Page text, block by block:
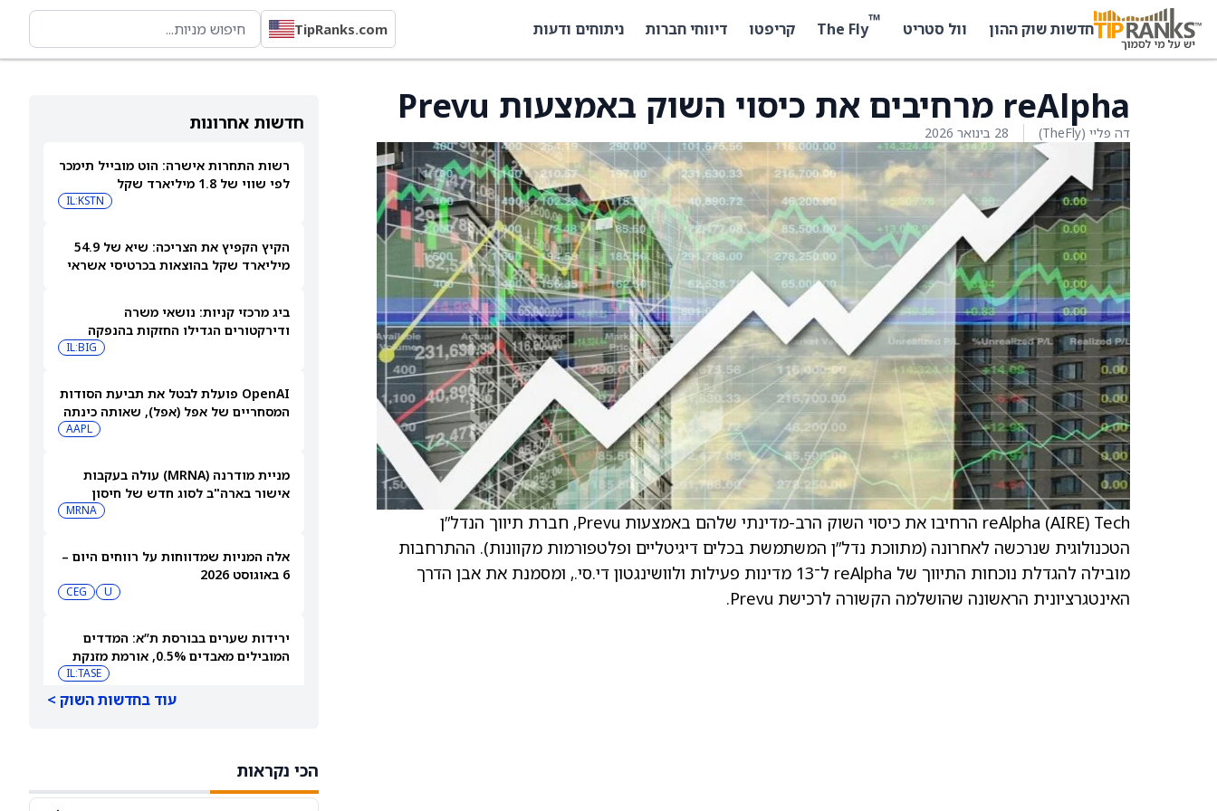
חדשות שוק ההון וול סטריט ™
The Fly קריפטו דיווחי חברות ניתוחים ודעות TipRanks.com
חדשות אחרונות
רשות התחרות אישרה: הוט מובייל תימכר
לפי שווי של 1.8 מיליארד שקל
IL:KSTN
הקיץ הקפיץ את הצריכה: שיא של 54.9
מיליארד שקל בהוצאות בכרטיסי אשראי
ביג מרכזי קניות: נושאי משרה
ודירקטורים הגדילו החזקות בהנפקה
IL:BIG
OpenAI פועלת לבטל את תביעת הסודות
המסחריים של אפל (אפל), שאותה כינתה
"רשלנית, אגרסיבית ואישית באופן מוזר"
AAPL
מניית מודרנה (MRNA) עולה בעקבות
אישור בארה"ב לסוג חדש של חיסון
MRNA
אלה המניות שמדווחות על רווחים היום –
6 באוגוסט 2026
U
CEG
ירידות שערים בבורסת ת”א: המדדים
המובילים מאבדים 0.5%, אורמת מזנקת
IL:TASE
אאורה השקעות זכתה בפרויקט
עוד בחדשות השוק >
הכי נקראות
reAlpha מרחיבים את כיסוי השוק באמצעות Prevu
דה פליי (TheFly) 28 בינואר 2026
reAlpha (AIRE) Tech הרחיבו את כיסוי השוק הרב-מדינתי שלהם באמצעות Prevu, חברת תיווך הנדל”ן
הטכנולוגית שנרכשה לאחרונה (מתווכת נדל”ן המשתמשת בכלים דיגיטליים ופלטפורמות מקוונות). ההתרחבות
מובילה להגדלת נוכחות התיווך של reAlpha ל־13 מדינות פעילות ולוושינגטון די.סי., ומסמנת את אבן הדרך
האינטגרציונית הראשונה שהושלמה הקשורה לרכישת Prevu.